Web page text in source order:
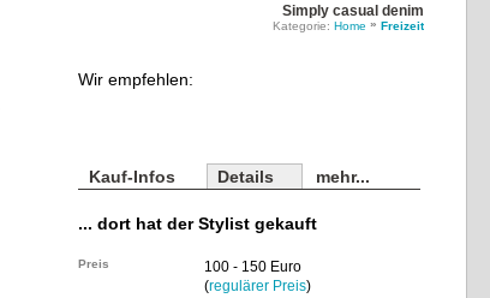
Simply casual denim
Kategorie: Home » Freizeit
Wir empfehlen:
Kauf-Infos Details mehr...
... dort hat der Stylist gekauft
Preis
100 - 150 Euro
(regulärer Preis)